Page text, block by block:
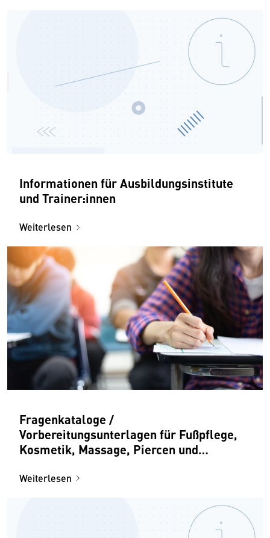
Informationen für Ausbildungsinstitute
und Trainer:innen
Weiterlesen
Fragenkataloge /
Vorbereitungsunterlagen für Fußpflege,
Kosmetik, Massage, Piercen und
Weiterlesen